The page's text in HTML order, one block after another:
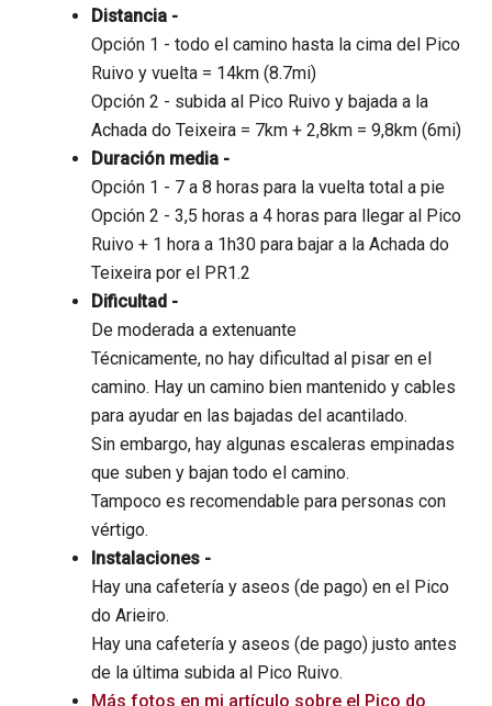
Distancia -
Opción 1 - todo el camino hasta la cima del Pico
Ruivo y vuelta = 14km (8.7mi)
Opción 2 - subida al Pico Ruivo y bajada a la
Achada do Teixeira = 7km + 2,8km = 9,8km (6mi)
Duración media -
Opción 1 - 7 a 8 horas para la vuelta total a pie
Opción 2 - 3,5 horas a 4 horas para llegar al Pico
Ruivo + 1 hora a 1h30 para bajar a la Achada do
Teixeira por el PR1.2
Dificultad -
De moderada a extenuante
Técnicamente, no hay dificultad al pisar en el
camino. Hay un camino bien mantenido y cables
para ayudar en las bajadas del acantilado.
Sin embargo, hay algunas escaleras empinadas
que suben y bajan todo el camino.
Tampoco es recomendable para personas con
vértigo.
Instalaciones -
Hay una cafetería y aseos (de pago) en el Pico
do Arieiro.
Hay una cafetería y aseos (de pago) justo antes
de la última subida al Pico Ruivo.
Más fotos en mi artículo sobre el Pico do